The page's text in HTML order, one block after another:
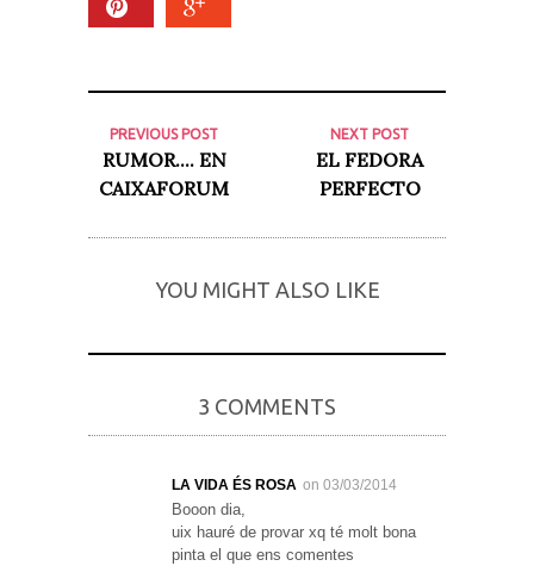
PREVIOUS POST
RUMOR.... EN
CAIXAFORUM
NEXT POST
EL FEDORA
PERFECTO
YOU MIGHT ALSO LIKE
3 COMMENTS
LA VIDA ÉS ROSA on 03/03/2014
Booon dia,
uix hauré de provar xq té molt bona
pinta el que ens comentes